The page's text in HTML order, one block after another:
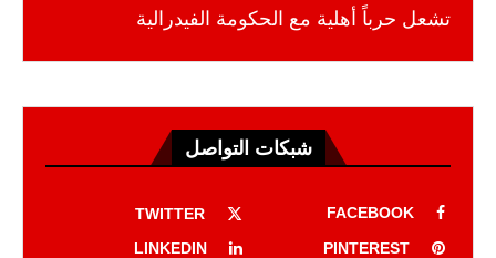
تشعل حرباً أهلية مع الحكومة الفيدرالية
شبكات التواصل
FACEBOOK
TWITTER
PINTEREST
LINKEDIN